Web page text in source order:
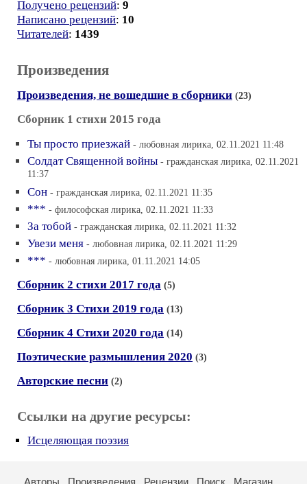
Получено рецензий: 9
Написано рецензий: 10
Читателей: 1439
Произведения
Произведения, не вошедшие в сборники (23)
Сборник 1 стихи 2015 года
Ты просто приезжай - любовная лирика, 02.11.2021 11:48
Солдат Священной войны - гражданская лирика, 02.11.2021
11:37
Сон - гражданская лирика, 02.11.2021 11:35
*** - философская лирика, 02.11.2021 11:33
За тобой - гражданская лирика, 02.11.2021 11:32
Увези меня - любовная лирика, 02.11.2021 11:29
*** - любовная лирика, 01.11.2021 14:05
Сборник 2 стихи 2017 года (5)
Сборник 3 Стихи 2019 года (13)
Сборник 4 Стихи 2020 года (14)
Поэтические размышления 2020 (3)
Авторские песни (2)
Ссылки на другие ресурсы:
Исцеляющая поэзия
Авторы Произведения Рецензии Поиск Магазин